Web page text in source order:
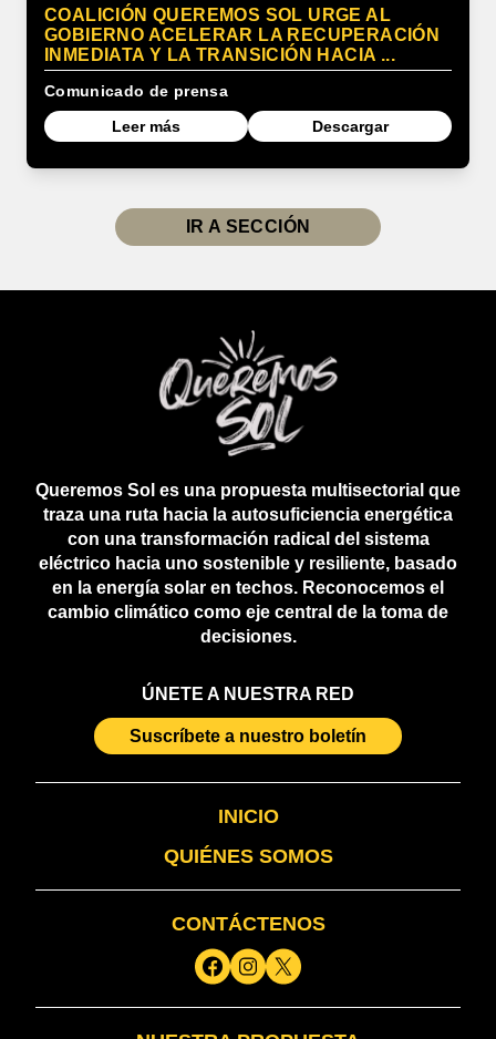
COALICIÓN QUEREMOS SOL URGE AL
GOBIERNO ACELERAR LA RECUPERACIÓN
INMEDIATA Y LA TRANSICIÓN HACIA ...
Comunicado de prensa
Leer más
Descargar
IR A SECCIÓN
Queremos Sol es una propuesta multisectorial que
traza una ruta hacia la autosuficiencia energética
con una transformación radical del sistema
eléctrico hacia uno sostenible y resiliente, basado
en la energía solar en techos. Reconocemos el
cambio climático como eje central de la toma de
decisiones.
ÚNETE A NUESTRA RED
Suscríbete a nuestro boletín
INICIO
QUIÉNES SOMOS
CONTÁCTENOS